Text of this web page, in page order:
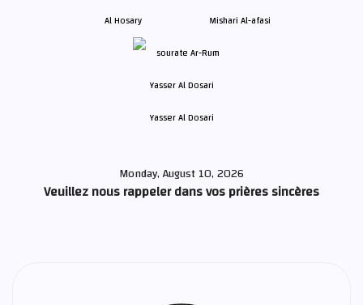
Al Hosary Mishari Al-afasi
Yasser Al Dosari
Monday, August 10, 2026
Veuillez nous rappeler dans vos prières sincères